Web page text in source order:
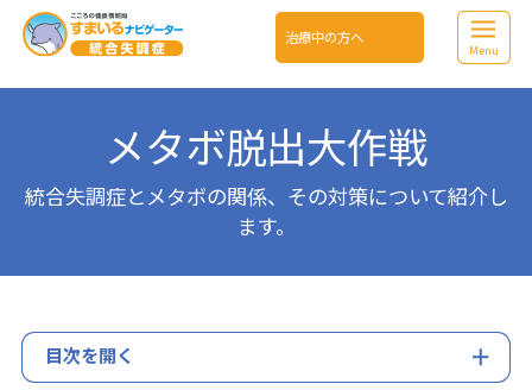
治療中の方へ
Menu
メタボ脱出大作戦
統合失調症とメタボの関係、その対策について紹介し
ます。
目次を開く